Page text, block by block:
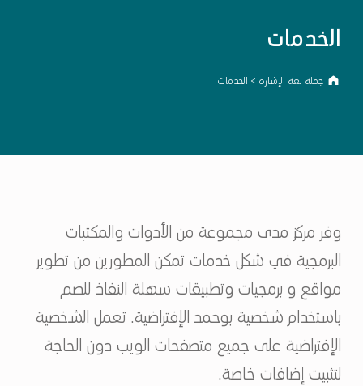
الخدمات
جملة لغة الإشارة > الخدمات
وفر مركز مدى مجموعة من الأدوات والمكتبات
البرمجية في شكل خدمات تمكن المطورين من تطوير
مواقع و برمجيات وتطبيقات سهلة النفاذ للصم
باستخدام شخصية بوحمد الإفتراضية. تعمل الشخصية
الإفتراضية على جميع متصفحات الويب دون الحاجة
لتثبيت إضافات خاصة.